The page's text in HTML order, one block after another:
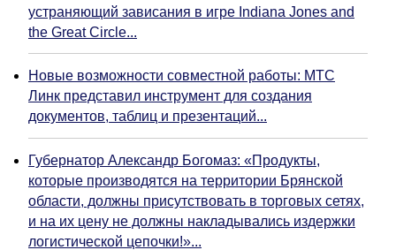
устраняющий зависания в игре Indiana Jones and
the Great Circle...
Новые возможности совместной работы: МТС
Линк представил инструмент для создания
документов, таблиц и презентаций...
Губернатор Александр Богомаз: «Продукты,
которые производятся на территории Брянской
области, должны присутствовать в торговых сетях,
и на их цену не должны накладывались издержки
логистической цепочки!»...